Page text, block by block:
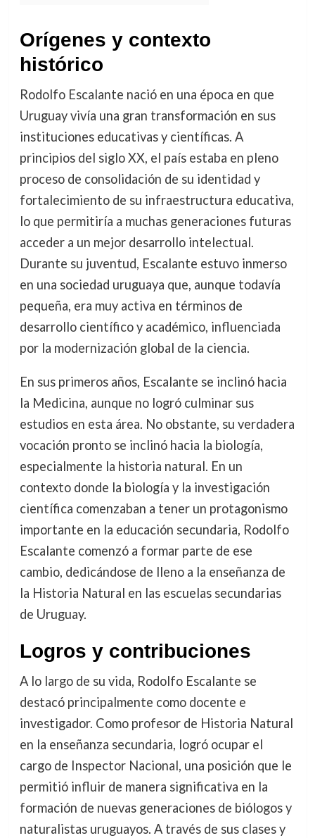
Orígenes y contexto
histórico
Rodolfo Escalante nació en una época en que
Uruguay vivía una gran transformación en sus
instituciones educativas y científicas. A
principios del siglo XX, el país estaba en pleno
proceso de consolidación de su identidad y
fortalecimiento de su infraestructura educativa,
lo que permitiría a muchas generaciones futuras
acceder a un mejor desarrollo intelectual.
Durante su juventud, Escalante estuvo inmerso
en una sociedad uruguaya que, aunque todavía
pequeña, era muy activa en términos de
desarrollo científico y académico, influenciada
por la modernización global de la ciencia.
En sus primeros años, Escalante se inclinó hacia
la Medicina, aunque no logró culminar sus
estudios en esta área. No obstante, su verdadera
vocación pronto se inclinó hacia la biología,
especialmente la historia natural. En un
contexto donde la biología y la investigación
científica comenzaban a tener un protagonismo
importante en la educación secundaria, Rodolfo
Escalante comenzó a formar parte de ese
cambio, dedicándose de lleno a la enseñanza de
la Historia Natural en las escuelas secundarias
de Uruguay.
Logros y contribuciones
A lo largo de su vida, Rodolfo Escalante se
destacó principalmente como docente e
investigador. Como profesor de Historia Natural
en la enseñanza secundaria, logró ocupar el
cargo de Inspector Nacional, una posición que le
permitió influir de manera significativa en la
formación de nuevas generaciones de biólogos y
naturalistas uruguayos. A través de sus clases y